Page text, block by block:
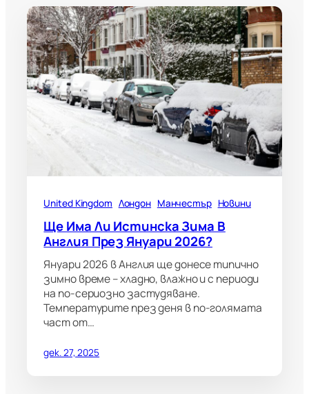
United Kingdom Лондон Манчестър Новини
Ще Има Ли Истинска Зима В
Англия През Януари 2026?
Януари 2026 в Англия ще донесе типично
зимно време – хладно, влажно и с периоди
на по-сериозно застудяване.
Температурите през деня в по-голямата
част от…
дек. 27, 2025